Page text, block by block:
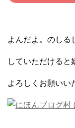
よんだよ。のしる
していただける
よろしくお願いい